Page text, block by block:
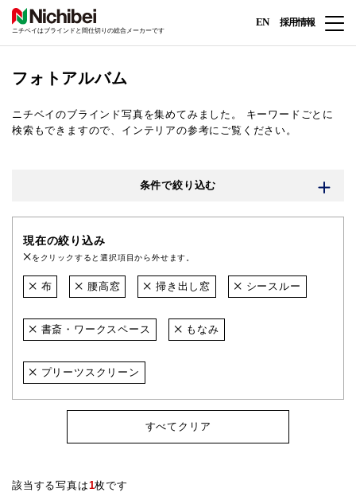
ニチベイはブラインドと間仕切りの総合メーカーです
EN 採用情報
フォトアルバム
ニチベイのブラインド写真を集めてみました。
キーワードごとに
検索もできますので、インテリアの参考にご覧ください。
条件で絞り込む
現在の絞り込み
をクリックすると選択項目から外せます。
布 腰高窓 掃き出し窓 シースルー
書斎・ワークスペース もなみ
プリーツスクリーン
すべてクリア
該当する写真は1枚です